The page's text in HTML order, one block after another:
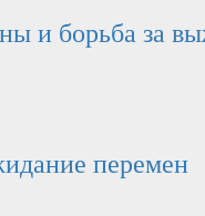
и борьба за
перемен